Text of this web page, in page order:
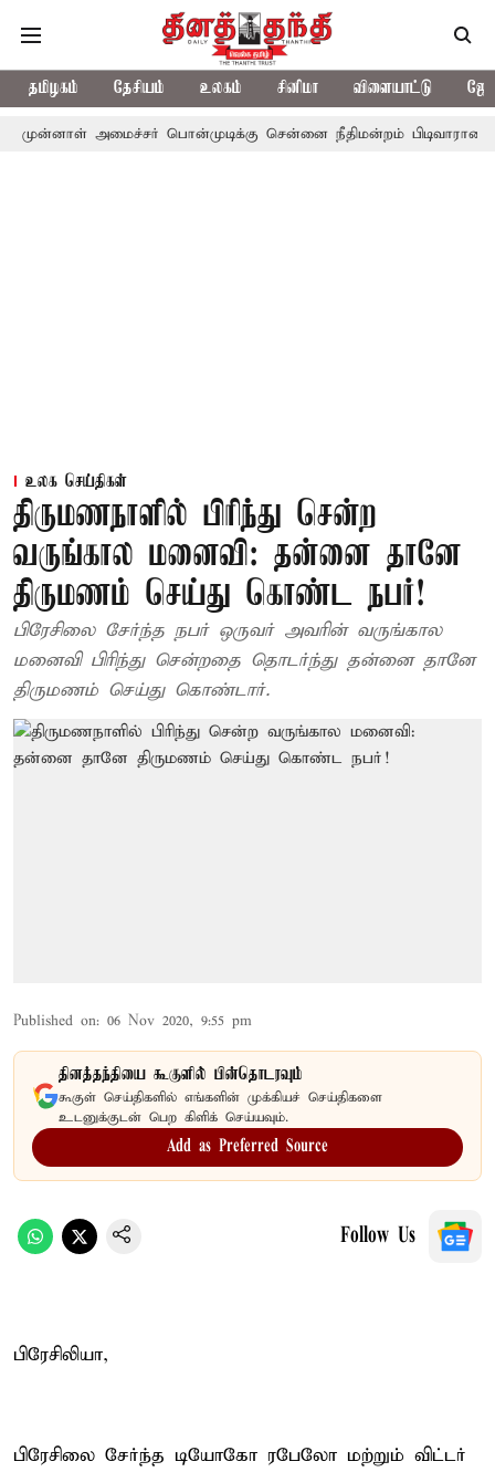
தமிழகம் தேசியம் உலகம் சினிமா விளையாட்டு
அமைச்சர் பொன்முடிக்கு சென்னை நீதிமன்றம் பிடிவாராண்ட்
உலக செய்திகள்
திருமணநாளில் பிரிந்து சென்ற
வருங்கால மனைவி: தன்னை தானே
திருமணம் செய்து கொண்ட நபர்!
பிரேசிலை சேர்ந்த நபர் ஒருவர் அவரின் வருங்கால
மனைவி பிரிந்து சென்றதை தொடர்ந்து தன்னை தானே
திருமணம் செய்து கொண்டார்.
Published on: 06 Nov 2020, 9:55 pm
தினத்தந்தியை கூகுளில் பின்தொடரவும்
கூகுள் செய்திகளில் எங்களின் முக்கியச் செய்திகளை
உடனுக்குடன் பெற கிளிக் செய்யவும்.
Add as Preferred Source
Follow Us
பிரேசிலியா,
பிரேசிலை சேர்ந்த டியோகோ ரபேலோ மற்றும் விட்டர்